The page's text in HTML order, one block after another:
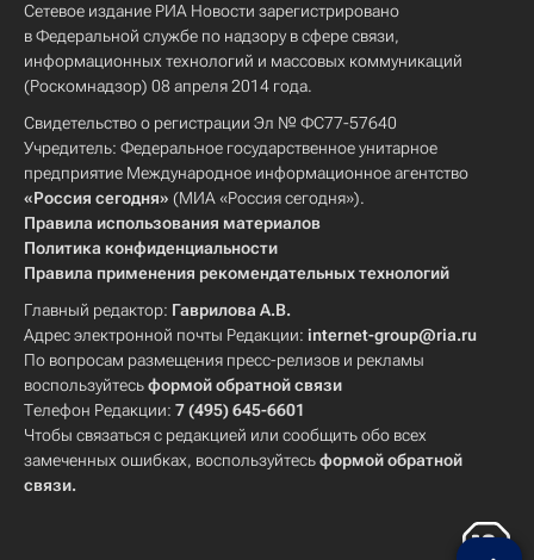
Сетевое издание РИА Новости зарегистрировано
в Федеральной службе по надзору в сфере связи,
информационных технологий и массовых коммуникаций
(Роскомнадзор) 08 апреля 2014 года.
Свидетельство о регистрации Эл № ФС77-57640
Учредитель: Федеральное государственное унитарное
предприятие Международное информационное агентство
«Россия сегодня» (МИА «Россия сегодня»).
Правила использования материалов
Политика конфиденциальности
Правила применения рекомендательных технологий
Главный редактор: Гаврилова А.В.
Адрес электронной почты Редакции: internet-group@ria.ru
По вопросам размещения пресс-релизов и рекламы
воспользуйтесьформой обратной связи
Телефон Редакции: 7 (495) 645-6601
Чтобы связаться с редакцией или сообщить обо всех
замеченных ошибках, воспользуйтесьформой обратной
связи.